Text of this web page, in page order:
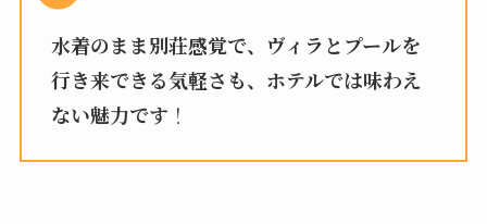
水着のまま別荘感覚で、ヴィラとプールを
行き来できる気軽さも、ホテルでは味わえ
ない魅力です ！